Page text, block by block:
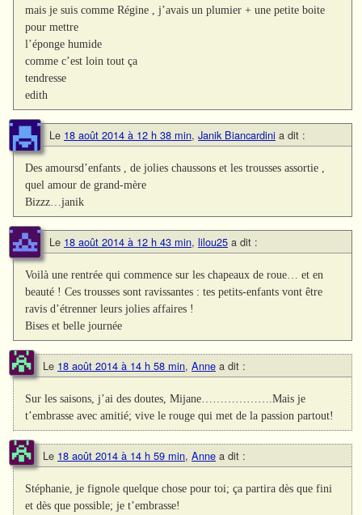
mais je suis comme Régine , j’avais un plumier + une petite boite
pour mettre
l’éponge humide
comme c’est loin tout ça
tendresse
edith
Le 18 août 2014 à 12 h 38 min, Janik Biancardini a dit :
Des amoursd’enfants , de jolies chaussons et les trousses assortie ,
quel amour de grand-mère
Bizzz…janik
Le 18 août 2014 à 12 h 43 min, lilou25 a dit :
Voilà une rentrée qui commence sur les chapeaux de roue… et en
beauté ! Ces trousses sont ravissantes : tes petits-enfants vont être
ravis d’étrenner leurs jolies affaires !
Bises et belle journée
Le 18 août 2014 à 14 h 58 min, Anne a dit :
Sur les saisons, j’ai des doutes, Mijane……………….Mais je
t’embrasse avec amitié; vive le rouge qui met de la passion partout!
Le 18 août 2014 à 14 h 59 min, Anne a dit :
Stéphanie, je fignole quelque chose pour toi; ça partira dès que fini
et dès que possible; je t’embrasse!